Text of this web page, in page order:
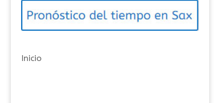
o
í
s
Inicio